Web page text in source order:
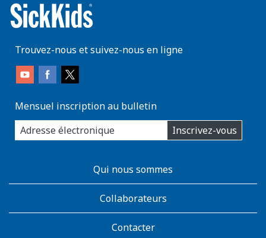
Trouvez-nous et suivez-nous en ligne
Mensuel inscription au bulletin
enter
you
email
Inscrivez-vous
AboutKidsHealthQui nous sommes
Collaborateurs
Contacter